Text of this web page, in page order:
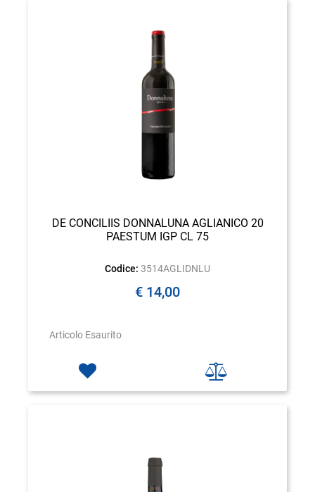
DE CONCILIIS DONNALUNA AGLIANICO 20
PAESTUM IGP CL 75
Codice: 3514AGLIDNLU
€ 14,00
Articolo Esaurito